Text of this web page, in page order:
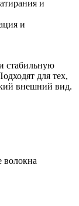
и
и
стабильную
для тех,
внешний вид.
волокна